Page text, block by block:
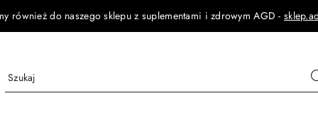
również do naszego sklepu z suplementami i zdrowym AGD -